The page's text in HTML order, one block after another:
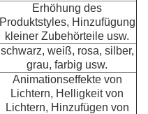
Erhöhung des
Produktstyles, Hinzufügung
kleiner Zubehörteile usw.
schwarz, weiß, rosa, silber,
grau, farbig usw.
Animationseffekte von
Lichtern, Helligkeit von
Lichtern, Hinzufügen von